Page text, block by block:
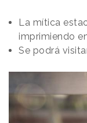
La mítica
imprimiendo
Se podrá